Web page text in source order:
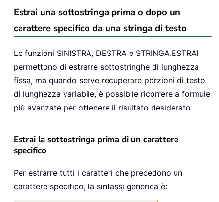
Estrai una sottostringa prima o dopo un
carattere specifico da una stringa di testo
Le funzioni SINISTRA, DESTRA e STRINGA.ESTRAI
permettono di estrarre sottostringhe di lunghezza
fissa, ma quando serve recuperare porzioni di testo
di lunghezza variabile, è possibile ricorrere a formule
più avanzate per ottenere il risultato desiderato.
Estrai la sottostringa prima di un carattere
specifico
Per estrarre tutti i caratteri che precedono un
carattere specifico, la sintassi generica è: